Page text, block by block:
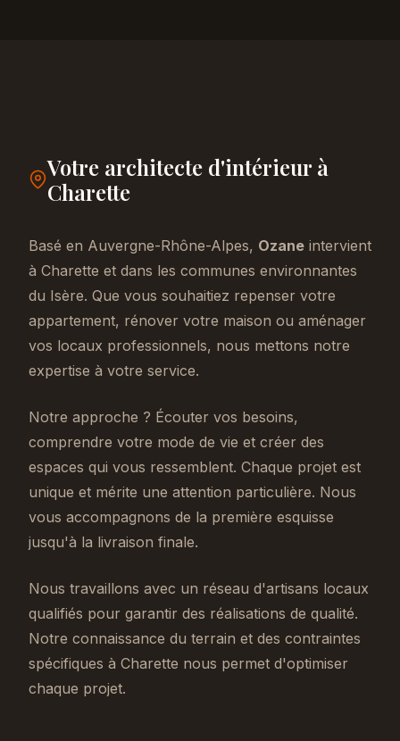
Votre architecte d'intérieur à
Charette
Basé en Auvergne-Rhône-Alpes, Ozane intervient
à Charette et dans les communes environnantes
du Isère. Que vous souhaitiez repenser votre
appartement, rénover votre maison ou aménager
vos locaux professionnels, nous mettons notre
expertise à votre service.
Notre approche ? Écouter vos besoins,
comprendre votre mode de vie et créer des
espaces qui vous ressemblent. Chaque projet est
unique et mérite une attention particulière. Nous
vous accompagnons de la première esquisse
jusqu'à la livraison finale.
Nous travaillons avec un réseau d'artisans locaux
qualifiés pour garantir des réalisations de qualité.
Notre connaissance du terrain et des contraintes
spécifiques à Charette nous permet d'optimiser
chaque projet.